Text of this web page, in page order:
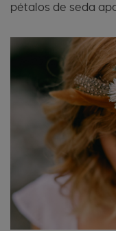
pétalos de seda